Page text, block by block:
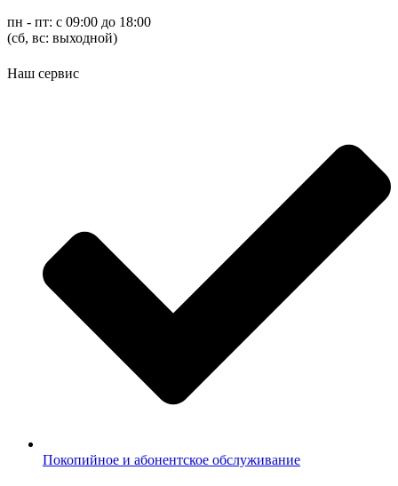
пн - пт: с 09:00 до 18:00
(cб, вс: выходной)
Наш сервис
Покопийное и абонентское обслуживание